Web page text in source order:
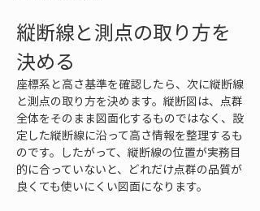
縦断線と測点の取り方を
決める
座標系と高さ基準を確認したら、次に縦断線
と測点の取り方を決めます。縦断図は、点群
全体をそのまま図面化するものではなく、設
定した縦断線に沿って高さ情報を整理するも
のです。したがって、縦断線の位置が実務目
的に合っていないと、どれだけ点群の品質が
良くても使いにくい図面になります。